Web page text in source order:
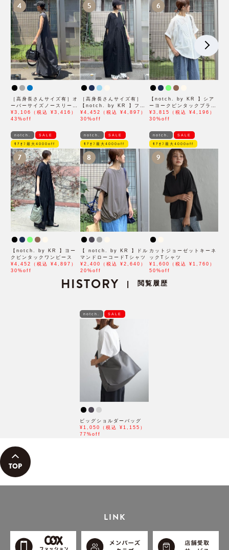
4
［高身長さんサイズ有］オ
ーバーサイズノースリーブ
ワンピース
¥3,106（税込 ¥3,416）
43%off
5
［高身長さんサイズ有］
【notch. by KR 】フロ
ント刺繍スキッパーワンピ
ース
¥4,452（税込 ¥4,897）
30%off
6
【notch. by KR 】シア
ーヨークピンタックブラウ
ス
¥3,815（税込 ¥4,196）
30%off
notch. SALE
ﾓｱｵﾌ最大4000off
7
【notch. by KR 】ヨー
クピンタックワンピース
¥4,452（税込 ¥4,897）
30%off
notch. SALE
ﾓｱｵﾌ最大4000off
8
【 notch. by KR 】ドル
マンドローコードTシャツ
¥2,400（税込 ¥2,640）
20%off
notch. SALE
ﾓｱｵﾌ最大4000off
9
カットジョーゼットキーネ
ックTシャツ
¥1,600（税込 ¥1,760）
50%off
HISTORY | 閲覧履歴
notch. SALE
ビッグショルダーバッグ
¥1,050（税込 ¥1,155）
77%off
LINK